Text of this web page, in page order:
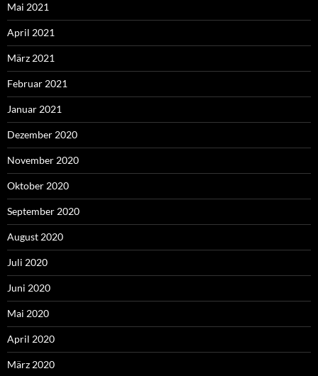
Mai 2021
April 2021
März 2021
Februar 2021
Januar 2021
Dezember 2020
November 2020
Oktober 2020
September 2020
August 2020
Juli 2020
Juni 2020
Mai 2020
April 2020
März 2020